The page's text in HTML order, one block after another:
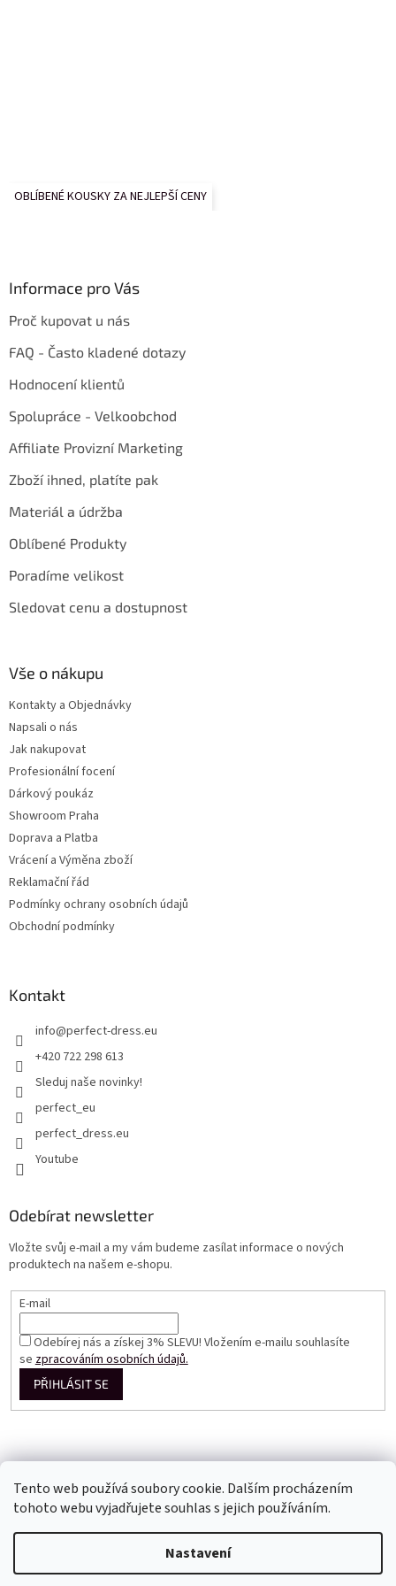
Tento web používá soubory cookie. Dalším procházením
tohoto webu vyjadřujete souhlas s jejich používáním.
Nastavení
OBLÍBENÉ KOUSKY ZA NEJLEPŠÍ CENY
Informace pro Vás
Proč kupovat u nás
FAQ - Často kladené dotazy
Hodnocení klientů
Spolupráce - Velkoobchod
Affiliate Provizní Marketing
Zboží ihned, platíte pak
Materiál a údržba
Oblíbené Produkty
Poradíme velikost
Sledovat cenu a dostupnost
Vše o nákupu
Kontakty a Objednávky
Napsali o nás
Jak nakupovat
Profesionální focení
Dárkový poukáz
Showroom Praha
Doprava a Platba
Vrácení a Výměna zboží
Reklamační řád
Podmínky ochrany osobních údajů
Obchodní podmínky
Kontakt
info@perfect-dress.eu
+420 722 298 613
Sleduj naše novinky!
perfect_eu
perfect_dress.eu
Youtube
Odebírat newsletter
Vložte svůj e-mail a my vám budeme zasílat informace o nových
produktech na našem e-shopu.
E-mail
Odebírej nás a získej 3% SLEVU! Vložením e-mailu souhlasíte
sezpracováním osobních údajů.
PŘIHLÁSIT SE